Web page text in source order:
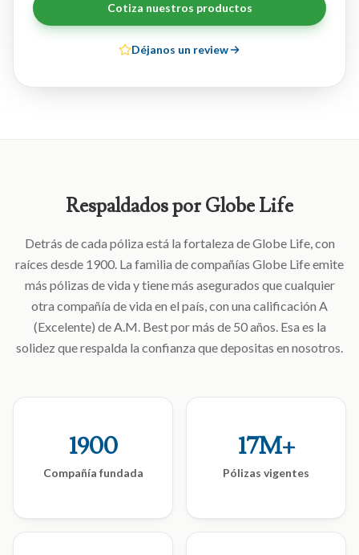
Cotiza nuestros productos
Déjanos un review
RespaldadosporGlobeLife
Detrás de cada póliza está la fortaleza de Globe Life, con
raíces desde 1900. La familia de compañías Globe Life emite
más pólizas de vida y tiene más asegurados que cualquier
otra compañía de vida en el país, con una calificación A
(Excelente) de A.M. Best por más de 50 años. Esa es la
solidez que respalda la confianza que depositas en nosotros.
1900
Compañía fundada
17M+
Pólizas vigentes